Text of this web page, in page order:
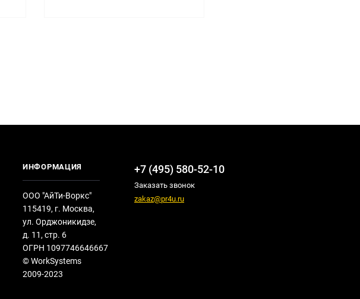
ИНФОРМАЦИЯ
ООО "АйТи-Воркс"
115419, г. Москва,
ул. Орджоникидзе,
д. 11, стр. 6
ОГРН 1097746646667
© WorkSystems
2009-2023
+7 (495) 580-52-10
Заказать звонок
zakaz@pr4u.ru